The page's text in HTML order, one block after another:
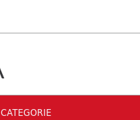
CATEGORIE